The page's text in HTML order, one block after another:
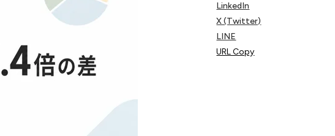
LinkedIn
X (Twitter)
LINE
URL Copy